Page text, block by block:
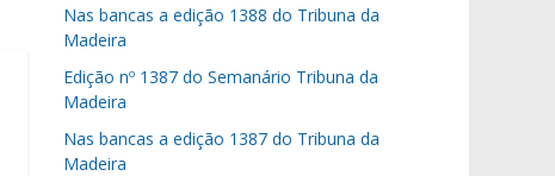
Nas bancas a edição 1388 do Tribuna da
Madeira
Edição nº 1387 do Semanário Tribuna da
Madeira
Nas bancas a edição 1387 do Tribuna da
Madeira